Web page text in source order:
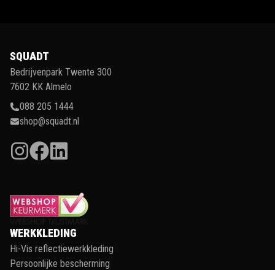
SQUADT
Bedrijvenpark Twente 300
7602 KK Almelo
088 205 1444
shop@squadt.nl
WERKKLEDING
Hi-Vis reflectiewerkkleding
Persoonlijke bescherming